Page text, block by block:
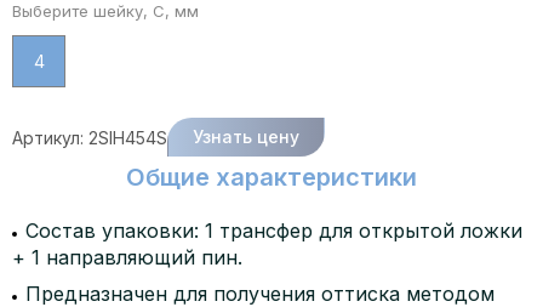
Выберите шейку, C, мм
4
Артикул: 2SIH454S Узнать цену
Общие характеристики
Состав упаковки: 1 трансфер для открытой ложки
+ 1 направляющий пин.
Предназначен для получения оттиска методом